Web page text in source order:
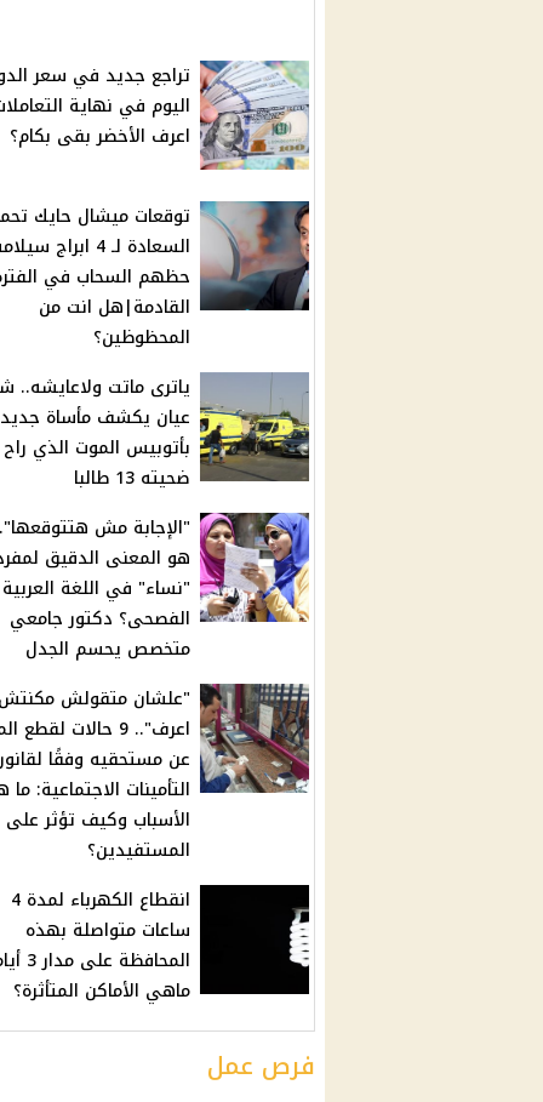
تراجع جديد في سعر
اليوم في نهاية
اعرف الأخضر بقى بكام؟
توقعات ميشال حايك
السعادة لـ 4 ابراج
حظهم السحاب في
القادمة|هل انت من
المحظوظين؟
ياترى ماتت ولاعايشه..
عيان يكشف مأساة
بأتوبيس الموت الذي راح
ضحيته 13 طالبا
"الإجابة مش
هو المعنى الدقيق
"نساء" في اللغة العربية
الفصحى؟ دكتور جامعي
متخصص يحسم الجدل
"علشان متقولش
اعرف".. 9 حالات
عن مستحقيه وفقًا
التأمينات الاجتماعية:
الأسباب وكيف تؤثر على
المستفيدين؟
انقطاع الكهرباء لمدة 4
ساعات متواصلة بهذه
ماهي الأماكن المتأثرة؟
فرص عمل